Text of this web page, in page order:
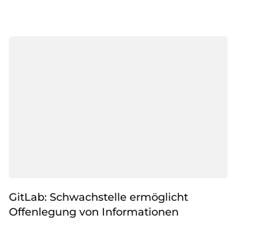
GitLab: Schwachstelle ermöglicht
Offenlegung von Informationen